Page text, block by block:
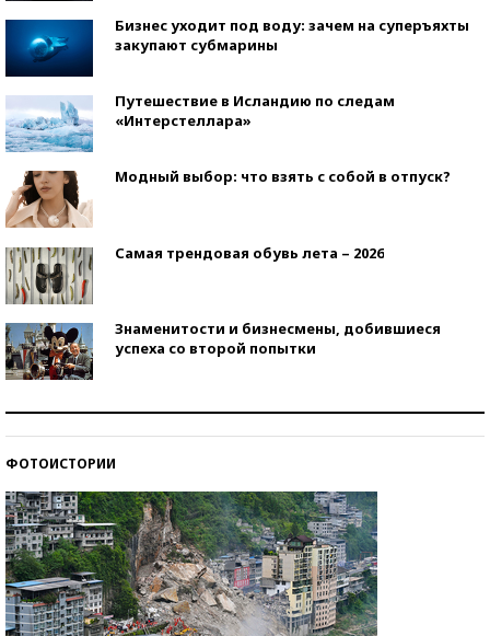
Бизнес уходит под воду: зачем на суперъяхты
закупают субмарины
Путешествие в Исландию по следам
«Интерстеллара»
Модный выбор: что взять с собой в отпуск?
Самая трендовая обувь лета – 2026
Знаменитости и бизнесмены, добившиеся
успеха со второй попытки
ФОТОИСТОРИИ